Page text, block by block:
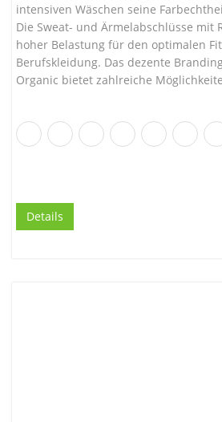
intensiven Wäschen seine
Die Sweat- und Ärmelabschlüsse mit
hoher Belastung für den optimalen
Berufskleidung. Das dezente
Organic bietet zahlreiche
Details